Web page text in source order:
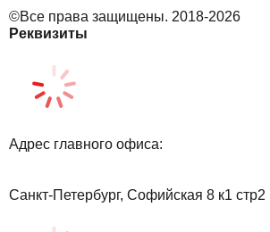
©Все права защищены. 2018-2026
Реквизиты
Адрес главного офиса:
Санкт-Петербург, Софийская 8 к1 стр2